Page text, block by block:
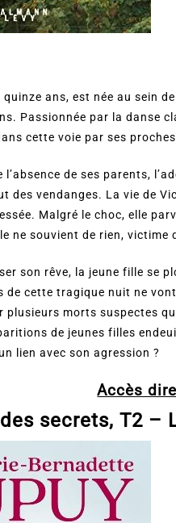
ans, est née au sein
Passionnée par la danse
cette voie par ses
de ses parents,
des vendanges. La vie de
Malgré le choc, elle
ne souvient de rien, victime
son rêve, la jeune fille se
de cette tragique nuit ne
plusieurs morts suspectes
de jeunes filles
lien avec son agression ?
Accès
secrets, T2 –